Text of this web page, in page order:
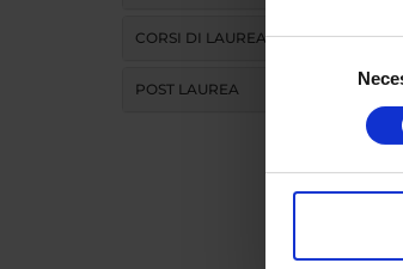
Con il tuo
digitali).
modificare o
Selezione
CORSI DI LAUREA MAGISTRALE
POST LAUREA